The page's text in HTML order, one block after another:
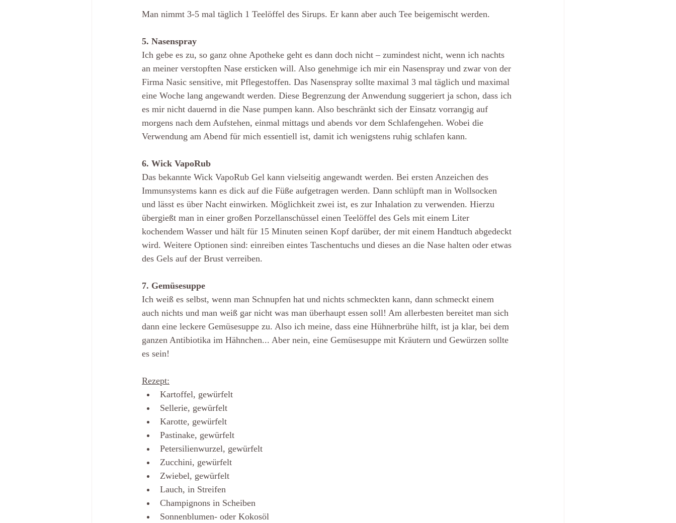
Man nimmt 3-5 mal täglich 1 Teelöffel des Sirups. Er kann aber auch Tee beigemischt werden.
5. Nasenspray
Ich gebe es zu, so ganz ohne Apotheke geht es dann doch nicht – zumindest nicht, wenn ich nachts
an meiner verstopften Nase ersticken will. Also genehmige ich mir ein Nasenspray und zwar von der
Firma Nasic sensitive, mit Pflegestoffen. Das Nasenspray sollte maximal 3 mal täglich und maximal
eine Woche lang angewandt werden. Diese Begrenzung der Anwendung suggeriert ja schon, dass ich
es mir nicht dauernd in die Nase pumpen kann. Also beschränkt sich der Einsatz vorrangig auf
morgens nach dem Aufstehen, einmal mittags und abends vor dem Schlafengehen. Wobei die
Verwendung am Abend für mich essentiell ist, damit ich wenigstens ruhig schlafen kann.
6. Wick VapoRub
Das bekannte Wick VapoRub Gel kann vielseitig angewandt werden. Bei ersten Anzeichen des
Immunsystems kann es dick auf die Füße aufgetragen werden. Dann schlüpft man in Wollsocken
und lässt es über Nacht einwirken. Möglichkeit zwei ist, es zur Inhalation zu verwenden. Hierzu
übergießt man in einer großen Porzellanschüssel einen Teelöffel des Gels mit einem Liter
kochendem Wasser und hält für 15 Minuten seinen Kopf darüber, der mit einem Handtuch abgedeckt
wird. Weitere Optionen sind: einreiben eintes Taschentuchs und dieses an die Nase halten oder etwas
des Gels auf der Brust verreiben.
7. Gemüsesuppe
Ich weiß es selbst, wenn man Schnupfen hat und nichts schmeckten kann, dann schmeckt einem
auch nichts und man weiß gar nicht was man überhaupt essen soll! Am allerbesten bereitet man sich
dann eine leckere Gemüsesuppe zu. Also ich meine, dass eine Hühnerbrühe hilft, ist ja klar, bei dem
ganzen Antibiotika im Hähnchen... Aber nein, eine Gemüsesuppe mit Kräutern und Gewürzen sollte
es sein!
Rezept:
Kartoffel, gewürfelt
Sellerie, gewürfelt
Karotte, gewürfelt
Pastinake, gewürfelt
Petersilienwurzel, gewürfelt
Zucchini, gewürfelt
Zwiebel, gewürfelt
Lauch, in Streifen
Champignons in Scheiben
Sonnenblumen- oder Kokosöl